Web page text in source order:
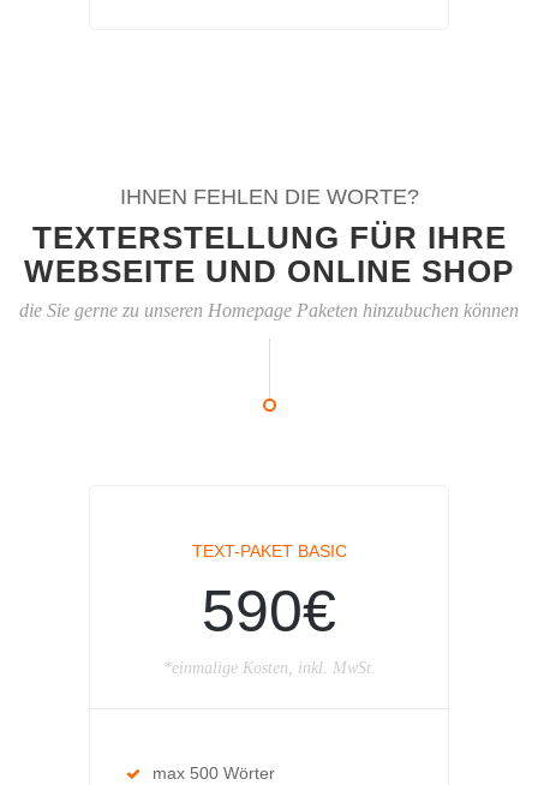
IHNEN FEHLEN DIE WORTE?
TEXTERSTELLUNG FÜR IHRE
WEBSEITE UND ONLINE SHOP
die Sie gerne zu unseren Homepage Paketen hinzubuchen können
TEXT-PAKET BASIC
590€
*einmalige Kosten, inkl. MwSt.
max 500 Wörter